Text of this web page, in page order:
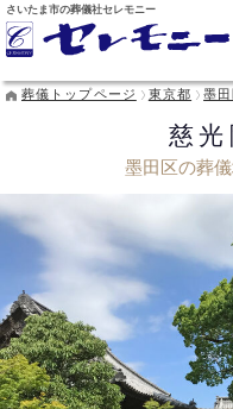
さいたま市の葬儀社セレモニー
葬儀トップページ 東京都 墨
慈光
墨田区の葬